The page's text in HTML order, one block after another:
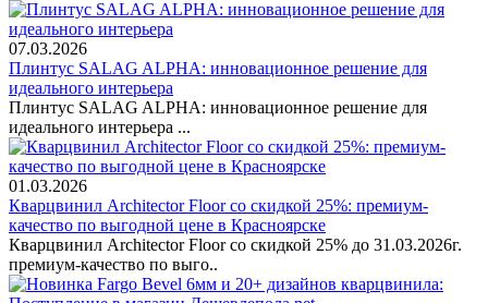
07.03.2026
Плинтус SALAG ALPHA: инновационное решение для
идеального интерьера
Плинтус SALAG ALPHA: инновационное решение для
идеального интерьера ...
01.03.2026
Кварцвинил Architector Floor со скидкой 25%: премиум-
качество по выгодной цене в Красноярске
Кварцвинил Architector Floor со скидкой 25% до 31.03.2026г.
премиум-качество по выго..